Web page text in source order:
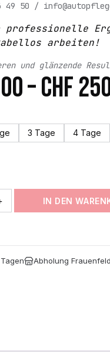
49 50 /
arbeiten!
und glänzende
–CHF
3 Tage 4 Tage
IN DEN
Abholung Frauenfeld